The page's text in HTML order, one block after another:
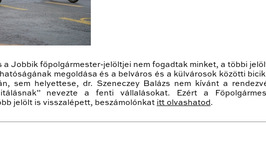
a Jobbik főpolgármester-jelöltjei nem fogadtak minket, a többi
megoldása és a belváros és a külvárosok közötti
sem helyettese, dr. Szeneczey Balázs nem kívánt a
nevezte a fenti vállalásokat. Ezért a
jelölt is visszalépett, beszámolónkat itt olvashatod.